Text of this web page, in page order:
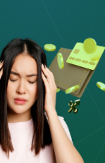
мошенник
то не
комбинацию
код
карту
за свои
только в